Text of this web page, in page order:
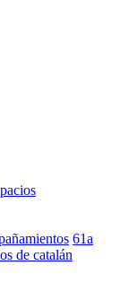
61a
de catalán